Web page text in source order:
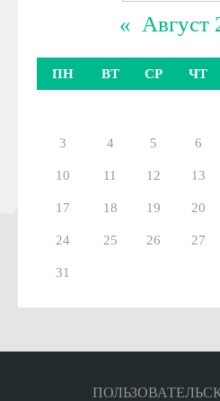
« Август
ПН ВТ СР ЧТ
3 4 5 6
10 11 12 13
17 18 19 20
24 25 26 27
31